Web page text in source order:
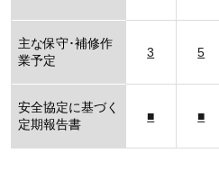
主な保守･補修作
業予定
3 5
安全協定に基づく
定期報告書
■ ■